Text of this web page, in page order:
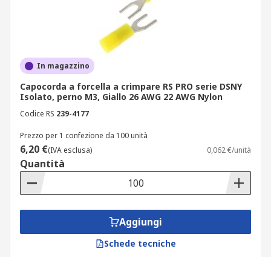
In magazzino
Capocorda a forcella a crimpare RS PRO serie DSNY
Isolato, perno M3, Giallo 26 AWG 22 AWG Nylon
Codice RS 239-4177
Prezzo per 1 confezione da 100 unità
6,20 €(IVA esclusa) 0,062 €/unità
Quantità
Aggiungi
Schede tecniche